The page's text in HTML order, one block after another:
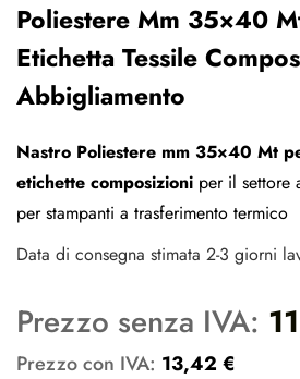
Poliestere Mm 35×40
Etichetta Tessile
Abbigliamento
Nastro Poliestere mm 35×40 Mt
etichette composizioni per il settore
per stampanti a trasferimento termico
Data di consegna stimata 2-3 giorni
Prezzo con IVA: 13,42 €
Prezzo senza IVA: